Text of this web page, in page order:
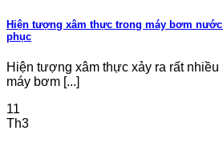
Hiện tượng xâm thực trong máy bơm
phục
Hiện tượng xâm thực xảy ra rất
máy bơm [...]
11
Th3